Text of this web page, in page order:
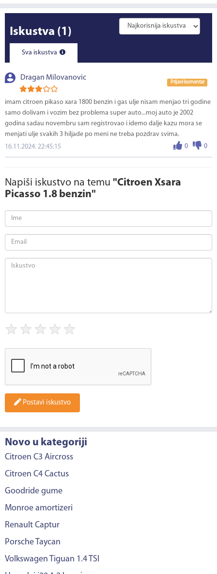
Iskustva (1)
Sva iskustva
Dragan Milovanovic
Prijavi komentar
imam citroen pikaso xara 1800 benzin i gas ulje nisam menjao tri godine
samo dolivam i vozim bez problema super auto...moj auto je 2002
godina sadau novembru sam registrovao i idemo dalje kazu mora se
menjati ulje svakih 3 hiljade po meni ne treba pozdrav svima.
0
0
16.11.2024. 22:45:15
Napiši iskustvo na temu "Citroen Xsara
Picasso 1.8 benzin"
★ ★ ★ ★ ★
Postavi iskustvo
Novo u kategoriji
Citroen C3 Aircross
Citroen C4 Cactus
Goodride gume
Monroe amortizeri
Renault Captur
Porsche Taycan
Volkswagen Tiguan 1.4 TSI